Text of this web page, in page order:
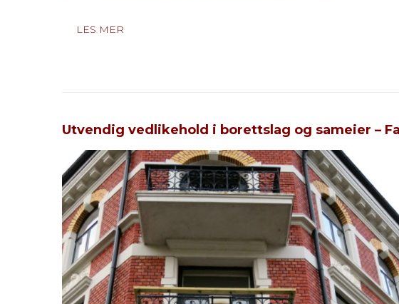
LES MER
Utvendig vedlikehold i borettslag og sameier –